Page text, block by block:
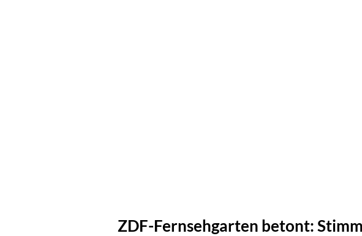
ZDF-Fernsehgarten betont: